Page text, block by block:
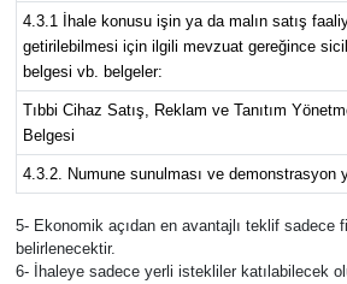
4.3.1 İhale konusu işin ya da malın satış
getirilebilmesi için ilgili mevzuat gereğince
belgesi vb. belgeler:
Tıbbi Cihaz Satış, Reklam ve Tanıtım
Belgesi
4.3.2. Numune sunulması ve demonstrasyon
5- Ekonomik açıdan en avantajlı teklif sadece
belirlenecektir.
6- İhaleye sadece yerli istekliler katılabilecek